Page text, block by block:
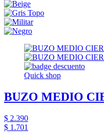
Quick shop
BUZO MEDIO
$ 2.390
$ 1.701